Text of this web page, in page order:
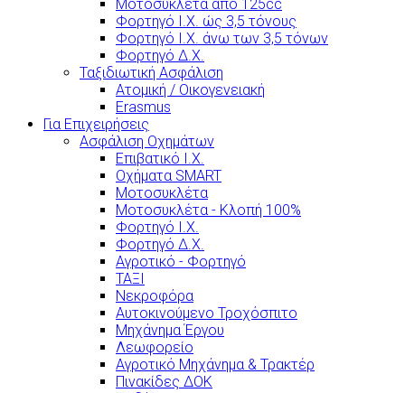
Μοτοσυκλέτα από 125cc
Φορτηγό Ι.Χ. ώς 3,5 τόνους
Φορτηγό Ι.Χ. άνω των 3,5 τόνων
Φορτηγό Δ.Χ.
Ταξιδιωτική Ασφάλιση
Ατομική / Οικογενειακή
Erasmus
Για Επιχειρήσεις
Ασφάλιση Οχημάτων
Επιβατικό Ι.Χ.
Οχήματα SMART
Μοτοσυκλέτα
Μοτοσυκλέτα - Κλοπή 100%
Φορτηγό Ι.Χ.
Φορτηγό Δ.Χ.
Αγροτικό - Φορτηγό
ΤΑΞΙ
Νεκροφόρα
Αυτοκινούμενο Τροχόσπιτο
Μηχάνημα Έργου
Λεωφορείο
Αγροτικό Μηχάνημα & Τρακτέρ
Πινακίδες ΔΟΚ